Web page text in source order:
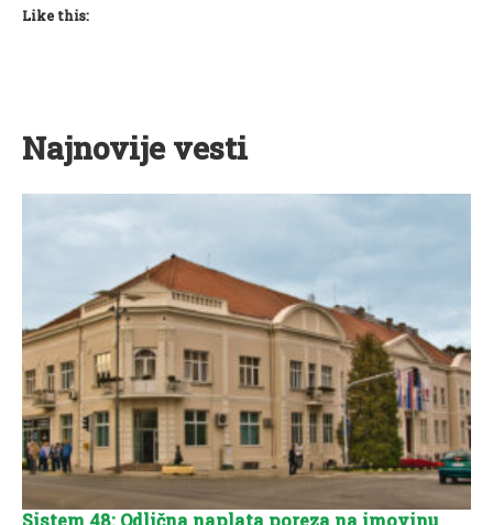
Like this:
Najnovije vesti
Sistem 48: Odlična naplata poreza na imovinu